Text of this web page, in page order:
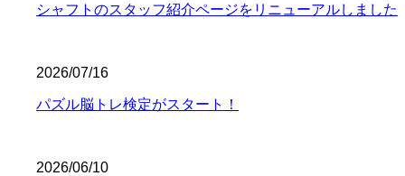
シャフトのスタッフ紹介ページをリニューアルしました
2026/07/16
パズル脳トレ検定がスタート！
2026/06/10